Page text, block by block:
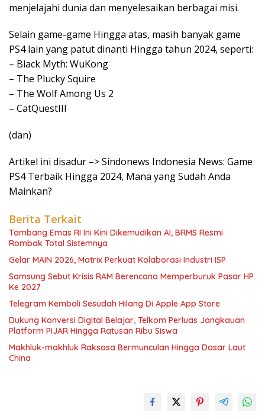
menjelajahi dunia dan menyelesaikan berbagai misi.
Selain game-game Hingga atas, masih banyak game
PS4 lain yang patut dinanti Hingga tahun 2024, seperti:
– Black Myth: WuKong
– The Plucky Squire
– The Wolf Among Us 2
– CatQuestIII
(dan)
Artikel ini disadur –> Sindonews Indonesia News: Game
PS4 Terbaik Hingga 2024, Mana yang Sudah Anda
Mainkan?
Berita Terkait
Tambang Emas RI Ini Kini Dikemudikan AI, BRMS Resmi
Rombak Total Sistemnya
Gelar MAIN 2026, Matrix Perkuat Kolaborasi Industri ISP
Samsung Sebut Krisis RAM Berencana Memperburuk Pasar HP
Ke 2027
Telegram Kembali Sesudah Hilang Di Apple App Store
Dukung Konversi Digital Belajar, Telkom Perluas Jangkauan
Platform PIJAR Hingga Ratusan Ribu Siswa
Makhluk-makhluk Raksasa Bermunculan Hingga Dasar Laut
China